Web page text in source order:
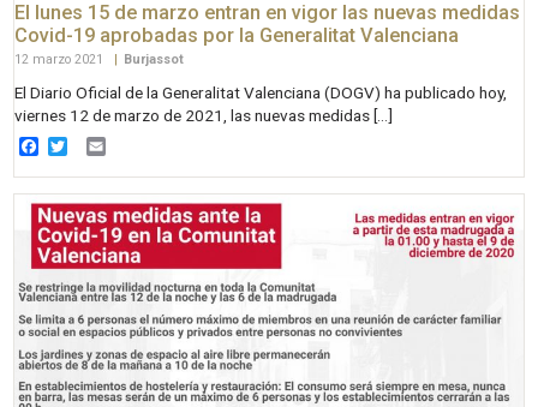
El lunes 15 de marzo entran en vigor las nuevas medidas
Covid-19 aprobadas por la Generalitat Valenciana
12 marzo 2021 Burjassot
El Diario Oficial de la Generalitat Valenciana (DOGV) ha publicado hoy,
viernes 12 de marzo de 2021, las nuevas medidas […]
Facebook
Twitter